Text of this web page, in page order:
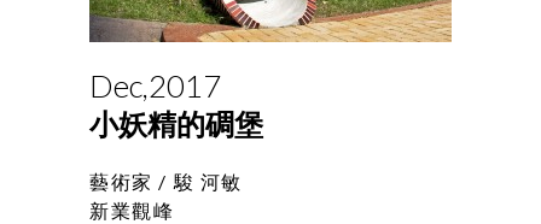
Dec,2017
小妖精的碉堡
藝術家 / 駿 河敏
新業觀峰